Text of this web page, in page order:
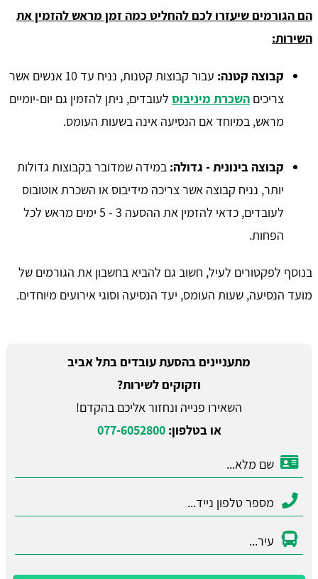
הם הגורמים שיעזרו לכם להחליט כמה זמן מראש להזמין את
השירות:
קבוצה קטנה:
עבור קבוצות קטנות, נניח עד 10 אנשים אשר
צריכים השכרת מיניבוס לעובדים, ניתן להזמין גם יום-יומיים
מראש, במיוחד אם הנסיעה אינה בשעות העומס.
קבוצה בינונית - גדולה: במידה שמדובר בקבוצות גדולות
יותר, נניח קבוצה אשר צריכה מידיבוס או השכרת אוטובוס
לעובדים, כדאי להזמין את ההסעה 3 - 5 ימים מראש לכל
הפחות.
בנוסף לפקטורים לעיל, חשוב גם להביא בחשבון את הגורמים של
מועד הנסיעה, שעות העומס, יעד הנסיעה וסוגי אירועים מיוחדים.
מתעניינים בהסעת עובדים בתל אביב
וזקוקים לשירות?
השאירו פנייה ונחזור אליכם בהקדם!
או בטלפון:077-6052800